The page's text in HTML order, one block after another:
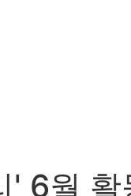
' 6월 활